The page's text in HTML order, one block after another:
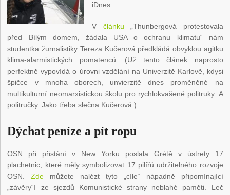
iDnes.
V článku „Thunbergová protestovala
před Bílým domem, žádala USA o ochranu klimatu“ nám
studentka žurnalistiky Tereza Kučerová předkládá obvyklou agitku
klima-alarmistických pomatenců. (Už tento článek naprosto
perfektně vypovídá o úrovni vzdělání na Univerzitě Karlově, kdysi
špičce v mnoha oborech, unvierzitě dnes proměněné na
multikulturní neomarxistickou školu pro rychlokvašené politruky. A
politručky. Jako třeba slečna Kučerová.)
Dýchat peníze a pít ropu
OSN při přistání v New Yorku poslala Grétě v ústrety 17
plachetnic, které měly symbolizovat 17 pilířů udržitelného rozvoje
OSN.Zde můžete nalézt tyto „cíle“ nápadně připomínající
„závěry“í ze sjezdů Komunistické strany neblahé paměti. Leč